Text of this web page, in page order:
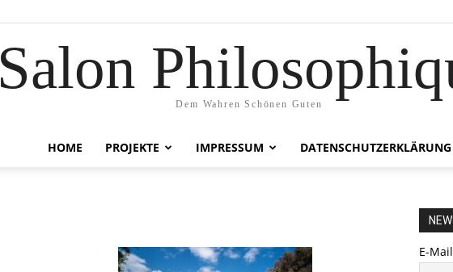
Salon
Dem Wahren Schönen Guten
HOME PROJEKTE IMPRESSUM DATENSCHUTZERKLÄRUNG
E-